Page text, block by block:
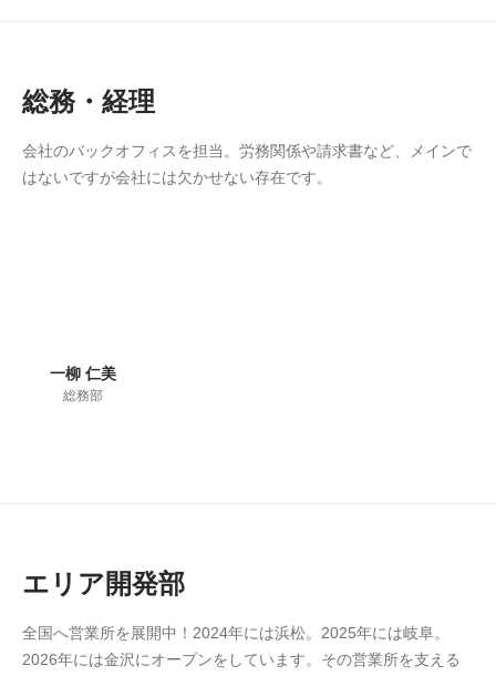
総務・経理
会社のバックオフィスを担当。労務関係や請求書など、メインで
はないですが会社には欠かせない存在です。
一柳 仁美
総務部
エリア開発部
全国へ営業所を展開中！2024年には浜松。2025年には岐阜。
2026年には金沢にオープンをしています。その営業所を支える